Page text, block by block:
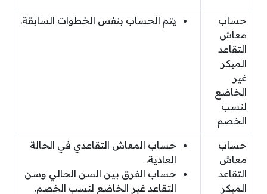
حساب
معاش
التقاعد
المبكر
غير
الخاضع
لنسب
الخصم
يتم الحساب بنفس الخطوات السابقة.
حساب
معاش
التقاعد
المبكر
حساب المعاش التقاعدي في الحالة
العادية.
حساب الفرق بين السن الحالي وسن
التقاعد غير الخاضع لنسب الخصم.